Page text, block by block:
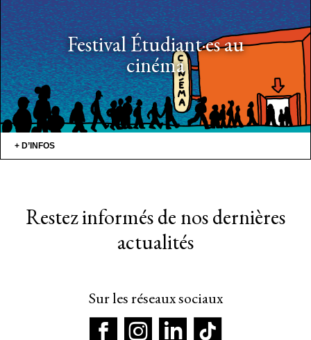
Festival Étudiant·es au
cinéma
+ D’INFOS
Restez informés de nos dernières
actualités
Sur les réseaux sociaux